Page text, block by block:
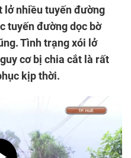
lở nhiều tuyến đường
tuyến đường dọc bờ
Tình trạng xói lở
cơ bị chia cắt là rất
kịp thời.